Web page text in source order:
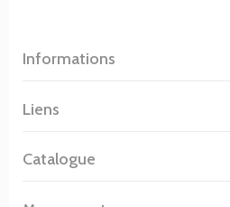
Informations
Liens
Catalogue